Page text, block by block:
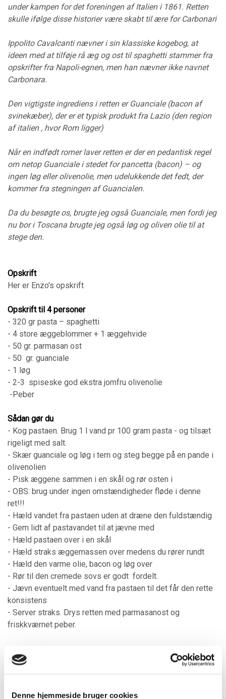
Denne hjemmeside bruger cookies
under kampen for det foreningen af Italien i 1861. Retten
skulle ifølge disse historier være skabt til ære for Carbonari
Ippolito Cavalcanti nævner i sin klassiske kogebog, at
ideen med at tilføje rå æg og ost til spaghetti stammer fra
opskrifter fra Napoli-egnen, men han nævner ikke navnet
Carbonara.
Den vigtigste ingrediens i retten er Guanciale (bacon af
svinekæber), der er et typisk produkt fra Lazio (den region
af italien , hvor Rom ligger)
Når en indfødt romer laver retten er der en pedantisk regel
om netop Guanciale i stedet for pancetta (bacon) – og
ingen løg eller olivenolie, men udelukkende det fedt, der
kommer fra stegningen af Guancialen.
Da du besøgte os, brugte jeg også Guanciale, men fordi jeg
nu bor i Toscana brugte jeg også løg og oliven olie til at
stege den.
Opskrift
Her er Enzo's opskrift
Opskrift til 4 personer
- 320 gr pasta – spaghetti
- 4 store æggeblommer + 1 æggehvide
- 50 gr. parmasan ost
- 50 gr. guanciale
- 1 løg
- 2-3 spiseske god ekstra jomfru olivenolie
-Peber
Sådan gør du
- Kog pastaen. Brug 1 l vand pr 100 gram pasta - og tilsæt
rigeligt med salt.
- Skær guanciale og løg i tern og steg begge på en pande i
olivenolien
- Pisk æggene sammen i en skål og rør osten i
- OBS: brug under ingen omstændigheder fløde i denne
ret!!!
- Hæld vandet fra pastaen uden at dræne den fuldstændig
- Gem lidt af pastavandet til at jævne med
- Hæld pastaen over i en skål
- Hæld straks æggemassen over medens du rører rundt
- Hæld den varme olie, bacon og løg over
- Rør til den cremede sovs er godt fordelt.
- Jævn eventuelt med vand fra pastaen til det får den rette
konsistens
- Server straks. Drys retten med parmasanost og
friskkværnet peber.
Mine kommentarer